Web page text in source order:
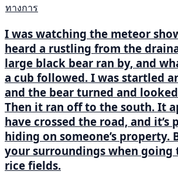
ทางการ
I was watching the meteor
heard a rustling from the
large black bear ran by, and
a cub followed. I was startled
and the bear turned and
Then it ran off to the south. It
have crossed the road, and it’s
hiding on someone’s property.
your surroundings when going
rice fields.